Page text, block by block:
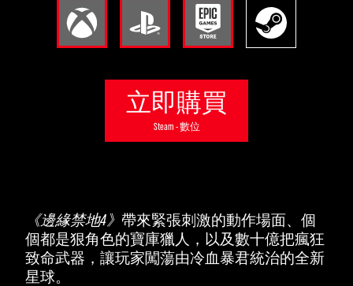
立即購買
Steam - 數位
《邊緣禁地4》 帶來緊張刺激的動作場面、個
個都是狠角色的寶庫獵人，以及數十億把瘋狂
致命武器，讓玩家闖蕩由冷血暴君統治的全新
星球。